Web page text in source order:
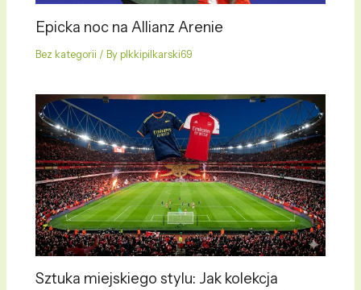
Epicka noc na Allianz Arenie
Bez kategorii / By plkkipilkarski69
Sztuka miejskiego stylu: Jak kolekcja